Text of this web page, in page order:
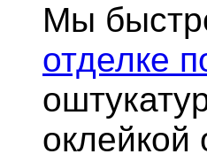
Мы
отделке